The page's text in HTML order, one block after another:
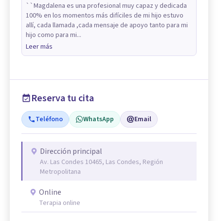
``Magdalena es una profesional muy capaz y dedicada
100% en los momentos más difíciles de mi hijo estuvo
allí, cada llamada ,cada mensaje de apoyo tanto para mi
hijo como para mi...
Leer más
Reserva tu cita
Teléfono WhatsApp Email
Dirección principal
Av. Las Condes 10465, Las Condes, Región
Metropolitana
Online
Terapia online